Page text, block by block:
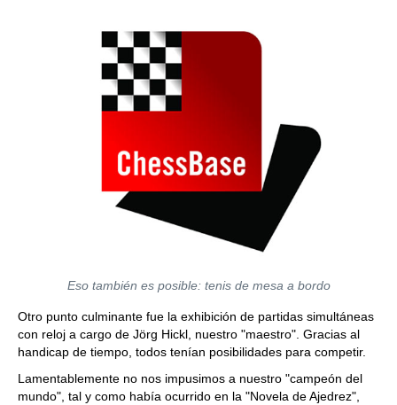
Eso también es posible: tenis de mesa a bordo
Otro punto culminante fue la exhibición de partidas simultáneas
con reloj a cargo de Jörg Hickl, nuestro "maestro". Gracias al
handicap de tiempo, todos tenían posibilidades para competir.
Lamentablemente no nos impusimos a nuestro "campeón del
mundo", tal y como había ocurrido en la "Novela de Ajedrez",